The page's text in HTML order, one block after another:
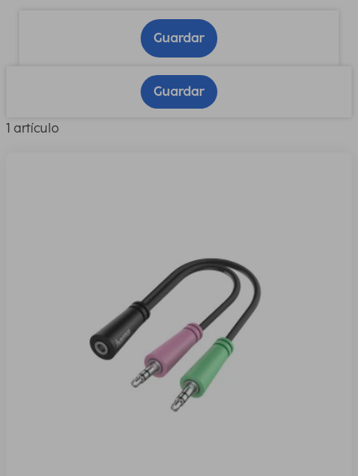
Guardar
Guardar
1 artículo